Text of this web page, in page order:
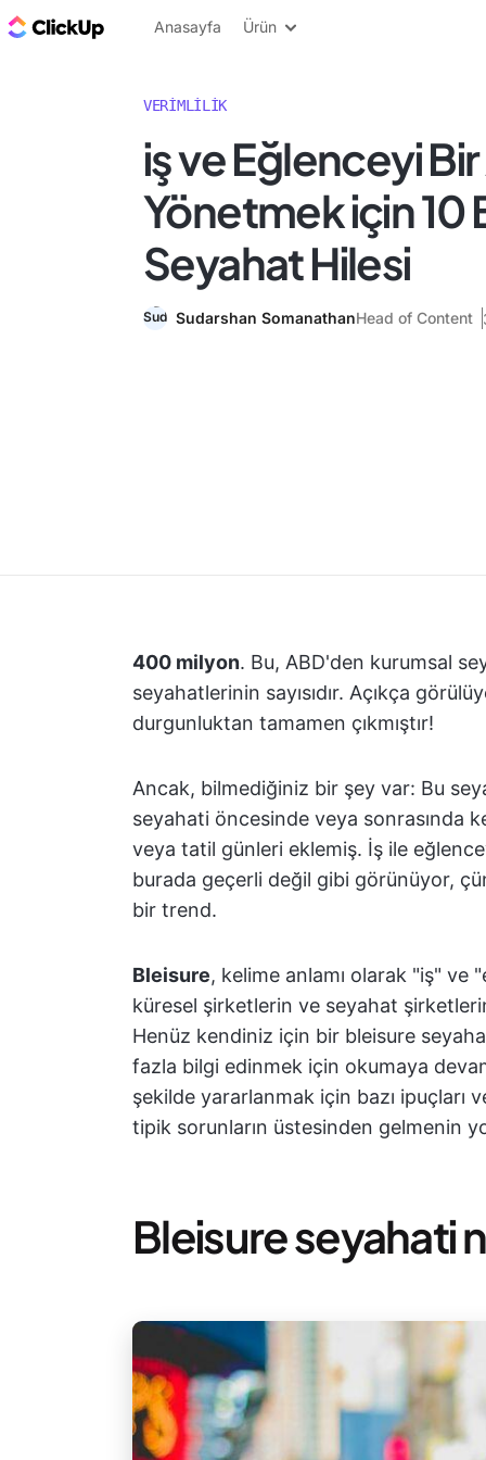
ClickUp Blog
Anasayfa Ürün
VERIMLILIK
i̇ş ve Eğlenceyi
Yönetmek için 10
Seyahat Hilesi
Sudarshan SomanathanHead of Content
400 milyon. Bu, ABD'den kurumsal
seyahatlerinin sayısıdır. Açıkça
durgunluktan tamamen çıkmıştır!
Ancak, bilmediğiniz bir şey var: Bu
seyahati öncesinde veya sonrasında
veya tatil günleri eklemiş. İş ile
burada geçerli değil gibi görünüyor,
bir trend.
Bleisure, kelime anlamı olarak "iş" ve
küresel şirketlerin ve seyahat
Henüz kendiniz için bir bleisure
fazla bilgi edinmek için okumaya
şekilde yararlanmak için bazı ipuçları
tipik sorunların üstesinden gelmenin
Bleisure seyahati